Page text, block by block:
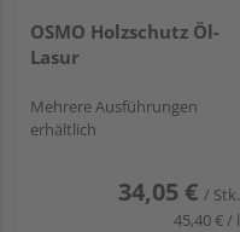
OSMO Holzschutz Öl-
Lasur
Mehrere Ausführungen
erhältlich
34,05 € / Stk.
45,40 € / l